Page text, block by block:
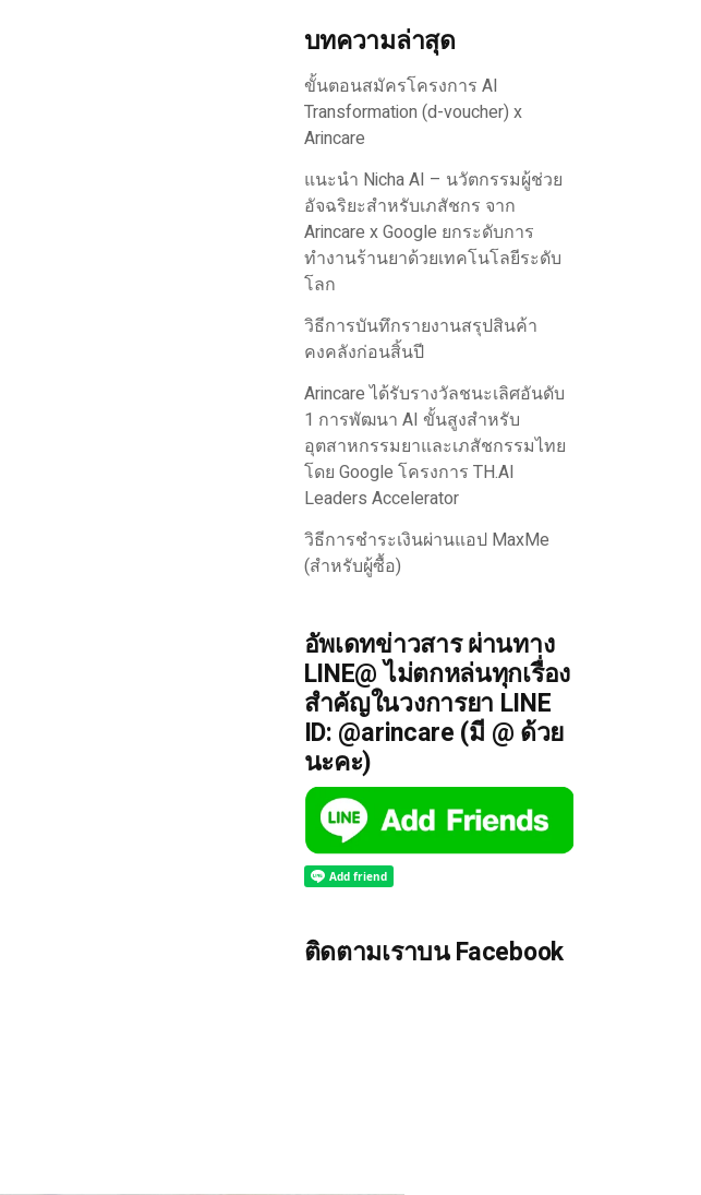
บทความล่าสุด
ขั้นตอนสมัครโครงการ AI
Transformation (d-voucher) x
Arincare
แนะนำ Nicha AI – นวัตกรรมผู้ช่วย
อัจฉริยะสำหรับเภสัชกร จาก
Arincare x Google ยกระดับการ
ทำงานร้านยาด้วยเทคโนโลยีระดับ
โลก
วิธีการบันทึกรายงานสรุปสินค้า
คงคลังก่อนสิ้นปี
Arincare ได้รับรางวัลชนะเลิศอันดับ
1 การพัฒนา AI ขั้นสูงสำหรับ
อุตสาหกรรมยาและเภสัชกรรมไทย
โดย Google โครงการ TH.AI
Leaders Accelerator
วิธีการชำระเงินผ่านแอป MaxMe
(สำหรับผู้ซื้อ)
อัพเดทข่าวสาร ผ่านทาง
LINE@ ไม่ตกหล่นทุกเรื่อง
สำคัญในวงการยา LINE
ID: @arincare (มี @ ด้วย
นะคะ)
ติดตามเราบน Facebook